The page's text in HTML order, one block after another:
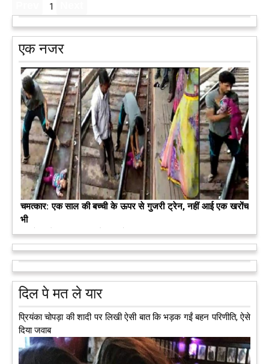
1
एक नजर
मरते-मरते भी तीन लोगों को नई जिंदगी दे गई 13 वर्षीय लड़की
कुछ लोग मौत जैसी खौफनाक हकीकत को भी खूबसूरत मोड़ दे जाते हैं। वह
मरने के बाद भी इस धरती पर अपने आप को जीवित छोड़ ज़ाते हैं। दुनिया
को अलविदा कह चुकी 13 वर्षीय लड़की के अंगदान से 3 जरूरतमंद लोगों
को नई जिंदगी मिल गई।आगे पढ़ें
दिल पे मत ले यार
प्रियंका चोपड़ा की शादी पर लिखी ऐसी बात कि भड़क गईं बहन परिणीति, ऐसे
दिया जवाब